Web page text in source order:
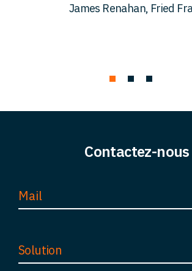
James Renahan, Fried
Contactez-nous
Solution